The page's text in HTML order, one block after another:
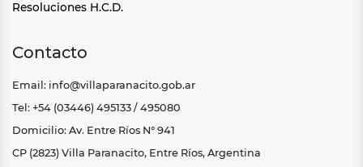
Resoluciones H.C.D.
Contacto
Email: info@villaparanacito.gob.ar
Tel: +54 (03446) 495133 / 495080
Domicilio: Av. Entre Ríos N° 941
CP (2823) Villa Paranacito, Entre Ríos, Argentina